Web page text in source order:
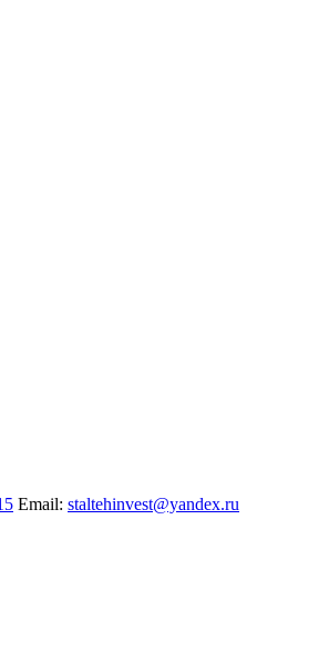
Email: staltehinvest@yandex.ru